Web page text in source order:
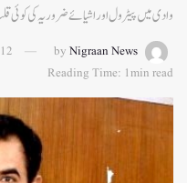
وادی میں پیٹرول اور اشیائے ضروریہ کی کوئی
by Nigraan News
Reading Time: 1min read